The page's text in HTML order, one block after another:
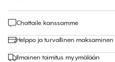
Chattaile kanssamme
Helppo ja turvallinen maksaminen
Ilmainen toimitus myymälään